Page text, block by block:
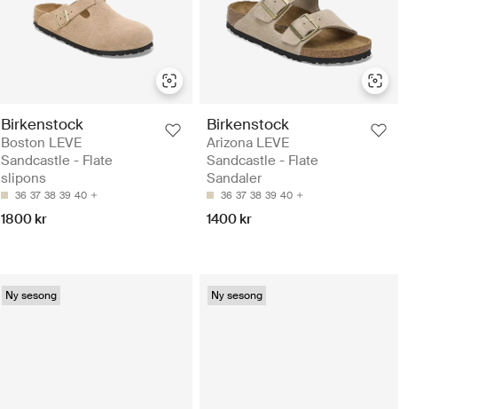
Birkenstock
Boston LEVE
Sandcastle - Flate
slipons
36 37 38 39 40
1800 kr
Birkenstock
Arizona LEVE
Sandcastle - Flate
Sandaler
36 37 38 39 40
1400 kr
Ny sesong Ny sesong